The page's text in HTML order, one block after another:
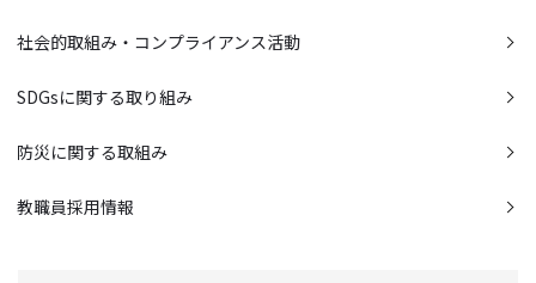
社会的取組み・コンプライアンス活動
SDGsに関する取り組み
防災に関する取組み
教職員採用情報